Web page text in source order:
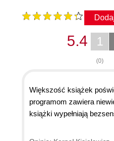
1
(0)
5.4
Większość książek
programom zawiera
książki wypełniają
opisy "krok po kroku"
niepotrzebne obrazki.